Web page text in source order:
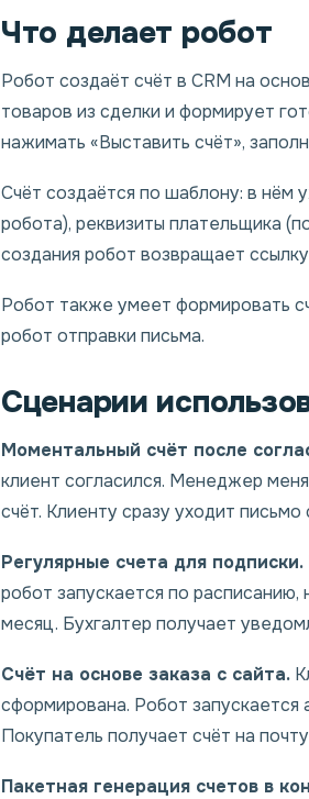
Что делает робот
Робот создаёт счёт в CRM на
товаров из сделки и формирует
нажимать «Выставить счёт»,
Счёт создаётся по шаблону: в нём
робота), реквизиты плательщика
создания робот возвращает
Робот также умеет формировать
робот отправки письма.
Сценарии
Моментальный счёт после
клиент согласился. Менеджер
счёт. Клиенту сразу уходит
Регулярные счета для подписки.
робот запускается по
месяц. Бухгалтер получает
Счёт на основе заказа с сайта.
сформирована. Робот запускается
Покупатель получает счёт на
Пакетная генерация счетов в